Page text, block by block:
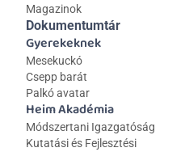
Magazinok
Gyerekeknek
Mesekuckó
Csepp barát
Palkó avatar
Heim Akadémia
Módszertani Igazgatóság
Kutatási és Fejlesztési
Dokumentumtár